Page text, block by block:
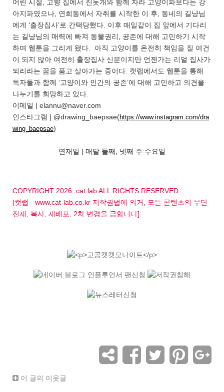
어린 시절, 고향 집에서 진돗개와 함께 자라 고양이파보다는 강
아지파였으나, 연희동에서 자취를 시작한 이 후, 동네의 길냥님
에게 ‘출장집사’로 간택당했다. 이후 매일같이 집 앞에서 기다리
는 길냥님의 매력에 빠져 동물권리, 공존에 대해 고민하기 시작
하며 웹툰을 그리게 됐다. 아직 고양이를 온전히 책임을 질 여건
이 되지 않아 여전히 출장집사 신분이지만 언젠가는 리얼 집사가
되리라는 꿈을 품고 살아가는 중이다. 캣랩에서도 웹툰을 통해
독자들과 함께 ‘고양이와 인간의 공존’에 대해 고민하고 의견을
나누기를 희망하고 있다.
이메일 | elannu@naver.com
인스타그램 | @drawing_baepsae(https://www.instagram.com/dra
wing_baepsae)
연재일 | 매달 둘째, 넷째 주 수요일
COPYRIGHT 2026. cat lab ALL RIGHTS RESERVED
[캣랩 - www.cat-lab.co.kr 저작권법에 의거, 모든 콘텐츠의 무단
전재, 복사, 재배포, 2차 변경을 금합니다]
이 글의 이웃글